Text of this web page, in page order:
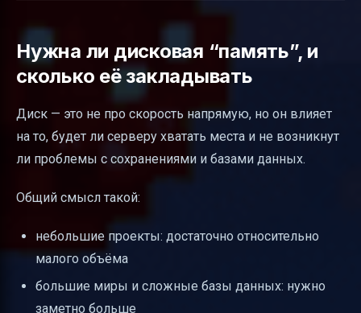
Нужна ли дисковая “память”, и
сколько её закладывать
Диск — это не про скорость напрямую, но он влияет
на то, будет ли серверу хватать места и не возникнут
ли проблемы с сохранениями и базами данных.
Общий смысл такой:
небольшие проекты: достаточно относительно
малого объёма
большие миры и сложные базы данных: нужно
заметно больше